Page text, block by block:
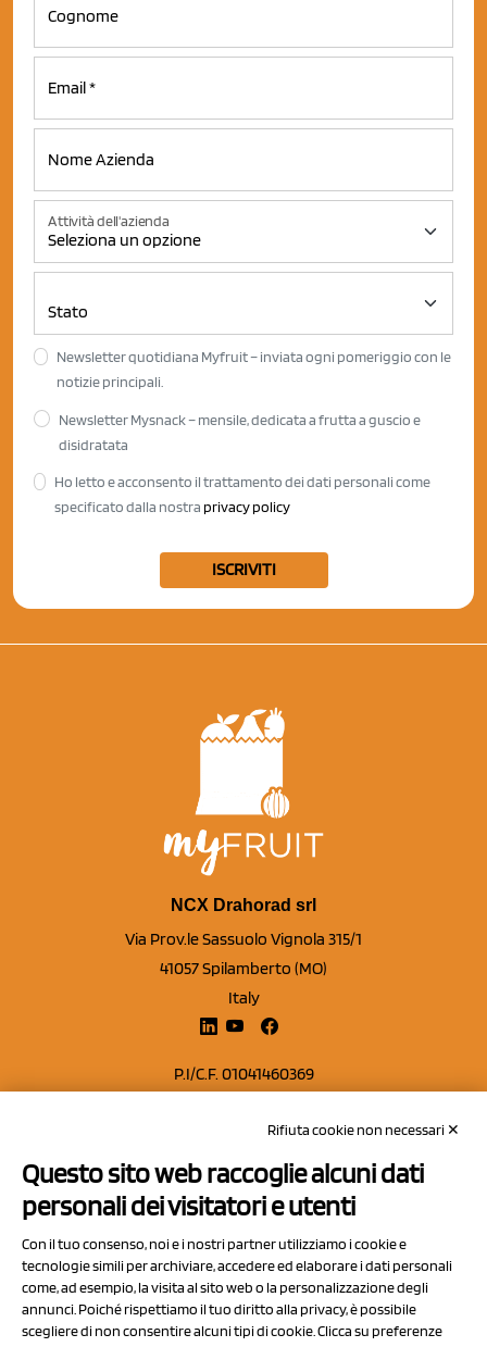
Attività dell'azienda
Newsletter quotidiana Myfruit – inviata ogni pomeriggio con le
notizie principali.
Newsletter Mysnack – mensile, dedicata a frutta a guscio e
disidratata
Ho letto e acconsento il trattamento dei dati personali come
specificato dalla nostra privacy policy
ISCRIVITI
NCX Drahorad srl
Via Prov.le Sassuolo Vignola 315/1
41057 Spilamberto (MO)
Italy
P.I/C.F. 01041460369
Capitale sociale Euro 50.000,00 i.v.
Contatti
Privacy Policy
Cookie Policy
Chi Siamo
Rifiuta cookie non necessari ✕
Questo sito web raccoglie alcuni dati
personali dei visitatori e utenti
Con il tuo consenso, noi e i nostri partner utilizziamo i cookie e
tecnologie simili per archiviare, accedere ed elaborare i dati personali
come, ad esempio, la visita al sito web o la personalizzazione degli
annunci. Poiché rispettiamo il tuo diritto alla privacy, è possibile
scegliere di non consentire alcuni tipi di cookie. Clicca su preferenze